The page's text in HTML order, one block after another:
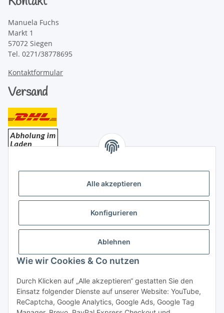
Alle akzeptieren
Konfigurieren
Ablehnen
Wie wir Cookies & Co nutzen
Durch Klicken auf „Alle akzeptieren“ gestatten Sie den
Einsatz folgender Dienste auf unserer Website: YouTube,
ReCaptcha, Google Analytics, Google Ads, Google Tag
Manuela Fuchs
Markt 1
57072 Siegen
Tel. 0271/38778695
Kontaktformular
Versand
Rechtliches
Vertrag widerrufen